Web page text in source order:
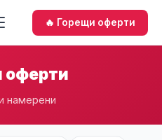
🔥 Горещи оферти
оферти
намерени